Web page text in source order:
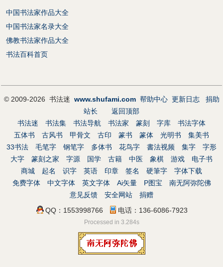
中国书法家作品大全
中国书法家名录大全
佛教书法家作品大全
书法百科首页
© 2009-2026 书法迷 www.shufami.com 帮助中心 更新日志
捐助
站长
返回顶部
书法迷
书法集 书法导航 书法家 篆刻 字库
书法字体
五体书
古风书 甲骨文 古印 篆书 篆体 光明书
集美书
33书法
毛笔字 钢笔字 多体书 花鸟字 書法视频 集字
字形
大字
篆刻之家 字源 国学 古籍 中医 象棋 游戏
电子书
商城
起名 识字 英语 印章 签名 硬筆字
字体下载
免费字体
中文字体 英文字体 Ai矢量 P图宝
南无阿弥陀佛
意见反馈
安全网站
捐赠
QQ：1553998766
电话：136-6086-7923
Processed in 3.284s